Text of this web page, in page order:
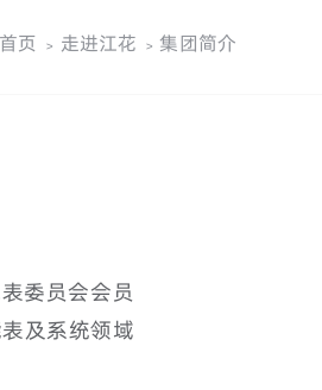
首页 走进江花 集团简介
委员会会员
及系统领域